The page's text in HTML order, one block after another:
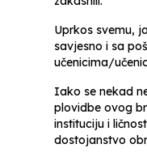
Uprkos svemu,
savjesno i sa
učenicima/
Iako se nekad
plovidbe ovog
instituciju i
dostojanstvo